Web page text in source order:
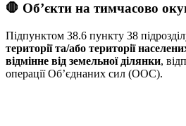
🛑 Об’єкти на тимчасово
Підпунктом 38.6 пункту 38
території та/або території
відмінне від земельної ділянки,
операції Об’єднаних сил (ООС).